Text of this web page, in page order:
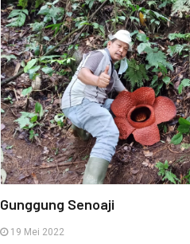
Gunggung Senoaji
19 Mei 2022